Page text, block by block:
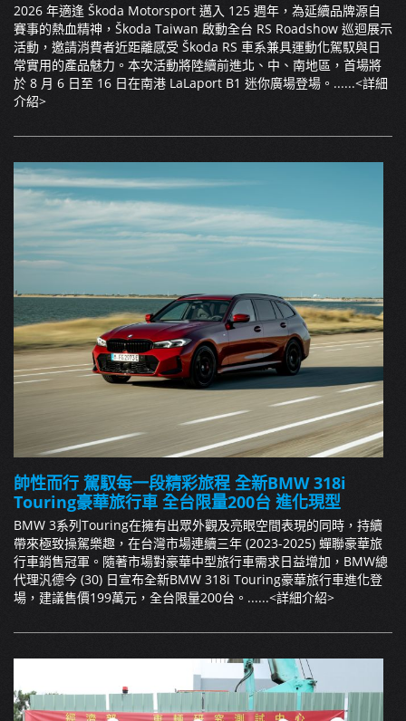
2026 年適逢 Škoda Motorsport 邁入 125 週年，為延續品牌源自
賽事的熱血精神，Škoda Taiwan 啟動全台 RS Roadshow 巡迴展示
活動，邀請消費者近距離感受 Škoda RS 車系兼具運動化駕馭與日
常實用的產品魅力。本次活動將陸續前進北、中、南地區，首場將
於 8 月 6 日至 16 日在南港 LaLaport B1 迷你廣場登場。......<詳細
介紹>
帥性而行 駕馭每一段精彩旅程 全新BMW 318i
Touring豪華旅行車 全台限量200台 進化現型
BMW 3系列Touring在擁有出眾外觀及亮眼空間表現的同時，持續
帶來極致操駕樂趣，在台灣市場連續三年 (2023-2025) 蟬聯豪華旅
行車銷售冠軍。隨著市場對豪華中型旅行車需求日益增加，BMW總
代理汎德今 (30) 日宣布全新BMW 318i Touring豪華旅行車進化登
場，建議售價199萬元，全台限量200台。......<詳細介紹>